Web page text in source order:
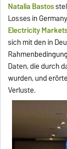
Natalia Bastos
Losses in
Electricity
sich mit den in
Daten, die durch
wurden, und
Verluste.